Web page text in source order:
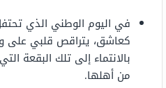
في اليوم الوطني الذي
كعاشق، يتراقص قلبي على
بالانتماء إلى تلك البقعة
من أهلها.